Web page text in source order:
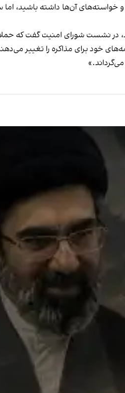
و خواسته‌های آن‌ها داشته باشید،
در نشست شورای امنیت گفت که
خود برای مذاکره را تغییر